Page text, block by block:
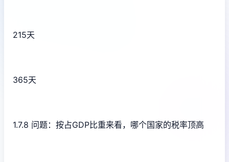
215天
365天
1.7.8 问题：按占GDP比重来看，哪个国家的税率顶高